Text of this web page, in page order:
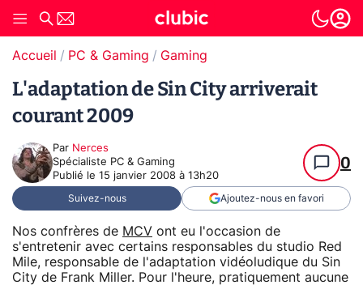
Accueil PC & Gaming Gaming
L'adaptation de Sin City arriverait
courant 2009
Par Nerces
Spécialiste PC & Gaming
Publié le 15 janvier 2008 à 13h20
0
Suivez-nous Ajoutez-nous en favori
Nos confrères de MCV ont eu l'occasion de
s'entretenir avec certains responsables du studio Red
Mile, responsable de l'adaptation vidéoludique du Sin
City de Frank Miller. Pour l'heure, pratiquement aucune